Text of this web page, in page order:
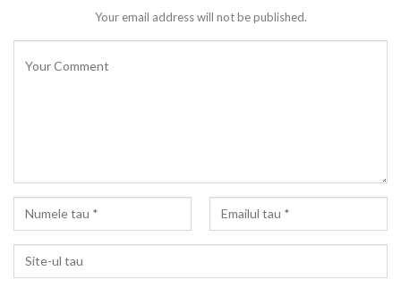
Your email address will not be published.